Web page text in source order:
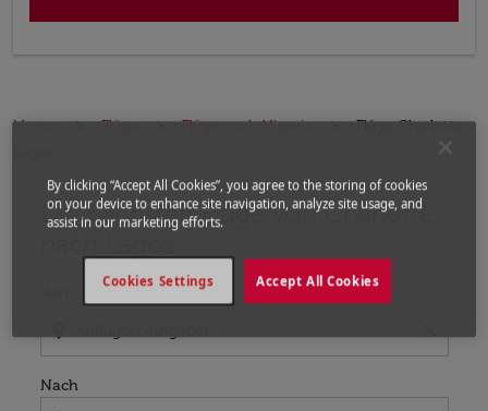
Home Flüge Flüge nach Nigeria
Flüge Charlotte -
Die nächsten Flüge von Charlotte
Nach
Bitte ändern Sie Ihre gewünschte Route (Abflugort
By clicking “Accept All Cookies”, you agree to the storing of cookies
on your device to enhance site navigation, analyze site usage, and
assist in our marketing efforts.
Accept All Cookies
Cookies Settings